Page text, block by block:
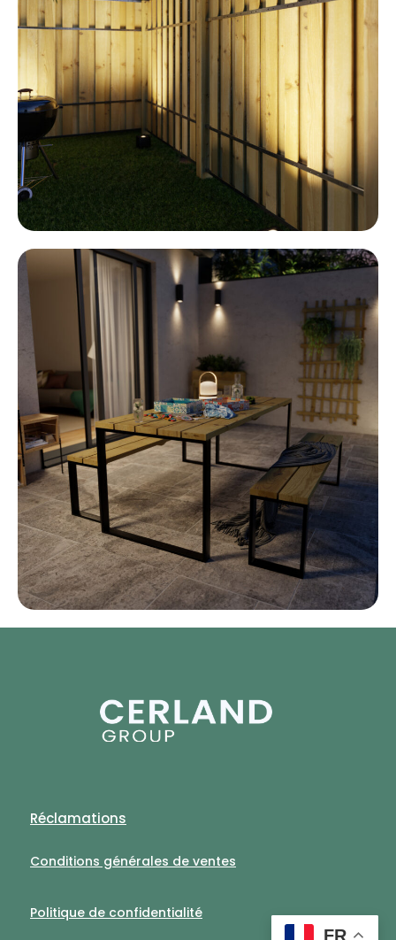
Réclamations
Conditions générales de ventes
Politique de confidentialité
FR